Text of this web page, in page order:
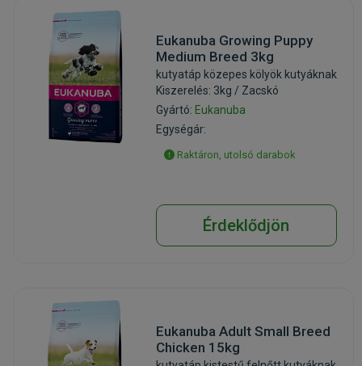
Eukanuba Growing Puppy
Medium Breed 3kg
kutyatáp közepes kölyök kutyáknak
Kiszerelés: 3kg / Zacskó
Gyártó: Eukanuba
Egységár:
Raktáron, utolsó darabok
Érdeklődjön
Eukanuba Adult Small Breed
Chicken 15kg